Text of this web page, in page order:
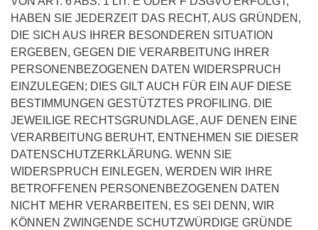
HABEN SIE JEDERZEIT DAS RECHT, AUS GRÜNDEN,
DIE SICH AUS IHRER BESONDEREN SITUATION
ERGEBEN, GEGEN DIE VERARBEITUNG IHRER
PERSONENBEZOGENEN DATEN WIDERSPRUCH
EINZULEGEN; DIES GILT AUCH FÜR EIN AUF DIESE
BESTIMMUNGEN GESTÜTZTES PROFILING. DIE
JEWEILIGE RECHTSGRUNDLAGE, AUF DENEN EINE
VERARBEITUNG BERUHT, ENTNEHMEN SIE DIESER
DATENSCHUTZERKLÄRUNG. WENN SIE
WIDERSPRUCH EINLEGEN, WERDEN WIR IHRE
BETROFFENEN PERSONENBEZOGENEN DATEN
NICHT MEHR VERARBEITEN, ES SEI DENN, WIR
KÖNNEN ZWINGENDE SCHUTZWÜRDIGE GRÜNDE